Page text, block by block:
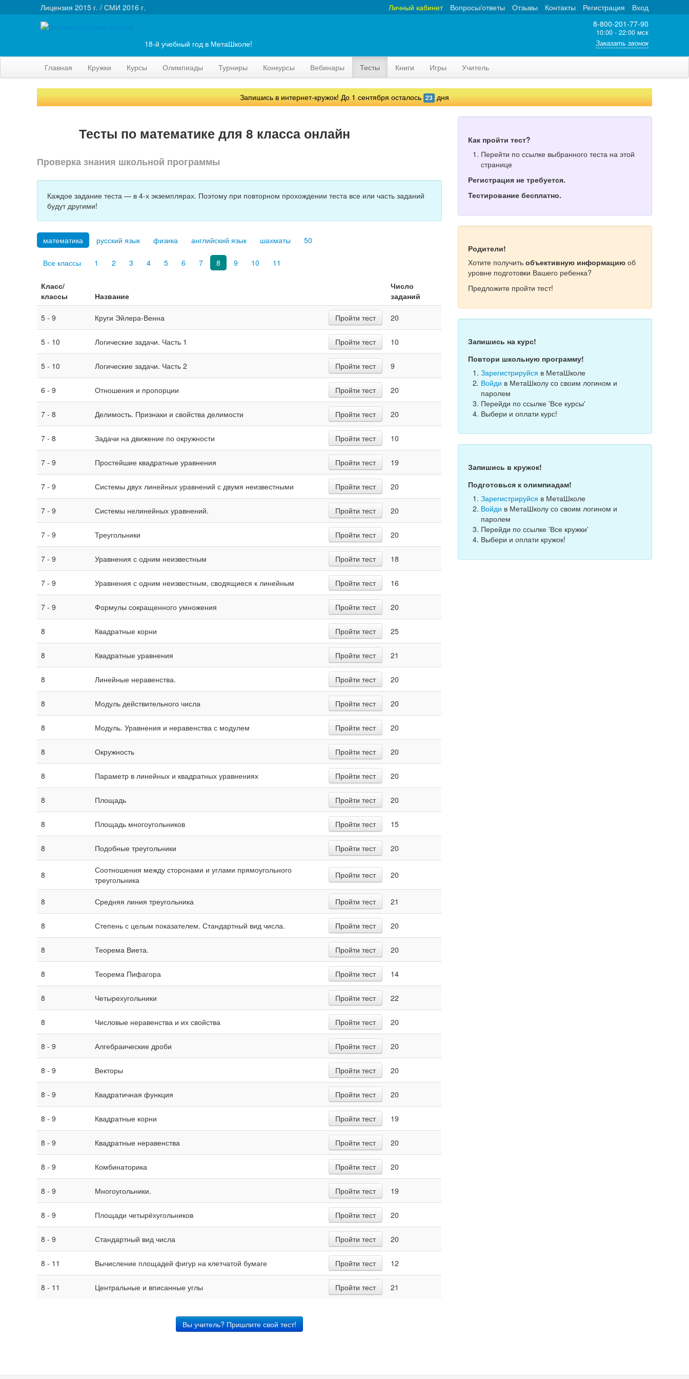
Лицензия 2015 г. / СМИ 2016 г. Вход
Регистрация
Контакты
Отзывы
Вопросы/ответы
Личный кабинет
8-800-201-77-90
10:00 - 22:00 мск
Заказать звонок
18-й учебный год в МетаШколе!
Главная Кружки Курсы Олимпиады Турниры Конкурсы Вебинары Тесты Книги Игры Учитель
Запишись в интернет-кружок! До 1 сентября осталось 23 дня
Тесты по математике для 8 класса онлайн
Проверка знания школьной программы
Каждое задание теста — в 4-х экземплярах. Поэтому при повторном прохождении теста все или часть заданий
будут другими!
математика русский язык физика английский язык шахматы 50
Все классы 1 2 3 4 5 6 7 8 9 10 11
Класс/
классы
Название
Число
заданий
5 - 9 Круги Эйлера-Венна Пройти тест 20
5 - 10 Логические задачи. Часть 1 Пройти тест 10
5 - 10 Логические задачи. Часть 2 Пройти тест 9
6 - 9 Отношения и пропорции Пройти тест 20
7 - 8 Делимость. Признаки и свойства делимости Пройти тест 20
7 - 8 Задачи на движение по окружности Пройти тест 10
7 - 9 Простейшие квадратные уравнения Пройти тест 19
7 - 9 Системы двух линейных уравнений с двумя неизвестными Пройти тест 20
7 - 9 Системы нелинейных уравнений. Пройти тест 20
7 - 9 Треугольники Пройти тест 20
7 - 9 Уравнения с одним неизвестным Пройти тест 18
7 - 9 Уравнения­ с одним неизвестны­м, сводящиеся­ к линейным Пройти тест 16
7 - 9 Формулы сокращенного умножения Пройти тест 20
8 Квадратные корни Пройти тест 25
8 Квадратные уравнения Пройти тест 21
8 Линейные неравенства. Пройти тест 20
8 Модуль действительного числа Пройти тест 20
8 Модуль. Уравнения и неравенства с модулем Пройти тест 20
8 Окружность Пройти тест 20
8 Параметр в линейных и квадратных уравнениях Пройти тест 20
8 Площадь Пройти тест 20
8 Площадь многоугольников Пройти тест 15
8 Подобные треугольники Пройти тест 20
8
Соотношения между сторонами и углами прямоугольного
треугольника
Пройти тест 20
8 Средняя линия треугольника Пройти тест 21
8 Степень с целым показателем. Стандартный вид числа. Пройти тест 20
8 Теорема Виета. Пройти тест 20
8 Теорема Пифагора Пройти тест 14
8 Четырехугольники Пройти тест 22
8 Числовые неравенства и их свойства Пройти тест 20
8 - 9 Алгебраические дроби Пройти тест 20
8 - 9 Векторы Пройти тест 20
8 - 9 Квадратичная функция Пройти тест 20
8 - 9 Квадратные корни Пройти тест 19
8 - 9 Квадратные неравенства Пройти тест 20
8 - 9 Комбинаторика Пройти тест 20
8 - 9 Многоугольники. Пройти тест 19
8 - 9 Площади четырёхугольников Пройти тест 20
8 - 9 Стандартный вид числа Пройти тест 20
8 - 11 Вычисление площадей фигур на клетчатой бумаге Пройти тест 12
8 - 11 Центральные и вписанные углы Пройти тест 21
Вы учитель? Пришлите свой тест!
Как пройти тест?
Перейти по ссылке выбранного теста на этой
странице
Регистрация не требуется.
Тестирование бесплатно.
Родители!
Хотите получить объективную информациюоб
уровне подготовки Вашего ребенка?
Предложите пройти тест!
Запишись на курс!
Повтори школьную программу!
Зарегистрируйся в МетаШколе
Войди в МетаШколу со своим логином и
паролем
Перейди по ссылке 'Все курсы'
Выбери и оплати курс!
Запишись в кружок!
Подготовься к олимпиадам!
Зарегистрируйся в МетаШколе
Войди в МетаШколу со своим логином и
паролем
Перейди по ссылке 'Все кружки'
Выбери и оплати кружок!